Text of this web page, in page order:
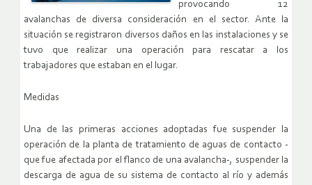
provocando 12
avalanchas de diversa consideración en el sector. Ante la
situación se registraron diversos daños en las instalaciones y se
tuvo que realizar una operación para rescatar a los
trabajadores que estaban en el lugar.
Medidas
Una de las primeras acciones adoptadas fue suspender la
operación de la planta de tratamiento de aguas de contacto -
que fue afectada por el flanco de una avalancha-, suspender la
descarga de agua de su sistema de contacto al río y además